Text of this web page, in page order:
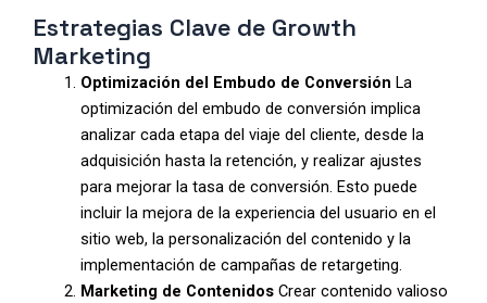
Estrategias Clave de Growth
Marketing
Optimización del Embudo de Conversión La
optimización del embudo de conversión implica
analizar cada etapa del viaje del cliente, desde la
adquisición hasta la retención, y realizar ajustes
para mejorar la tasa de conversión. Esto puede
incluir la mejora de la experiencia del usuario en el
sitio web, la personalización del contenido y la
implementación de campañas de retargeting.
Marketing de ContenidosCrear contenido valioso